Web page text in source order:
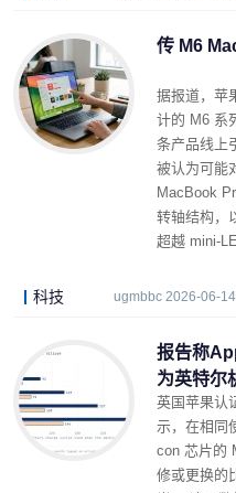
传 M6
据报道，苹
计的 M6 系
条产品线上
被认为可能
MacBook
转轴结构，
超越
科技 ugmbbc 2026-06-
报告称
为英特尔
英国苹果认
示，在相同
con 芯片的
修或更换的